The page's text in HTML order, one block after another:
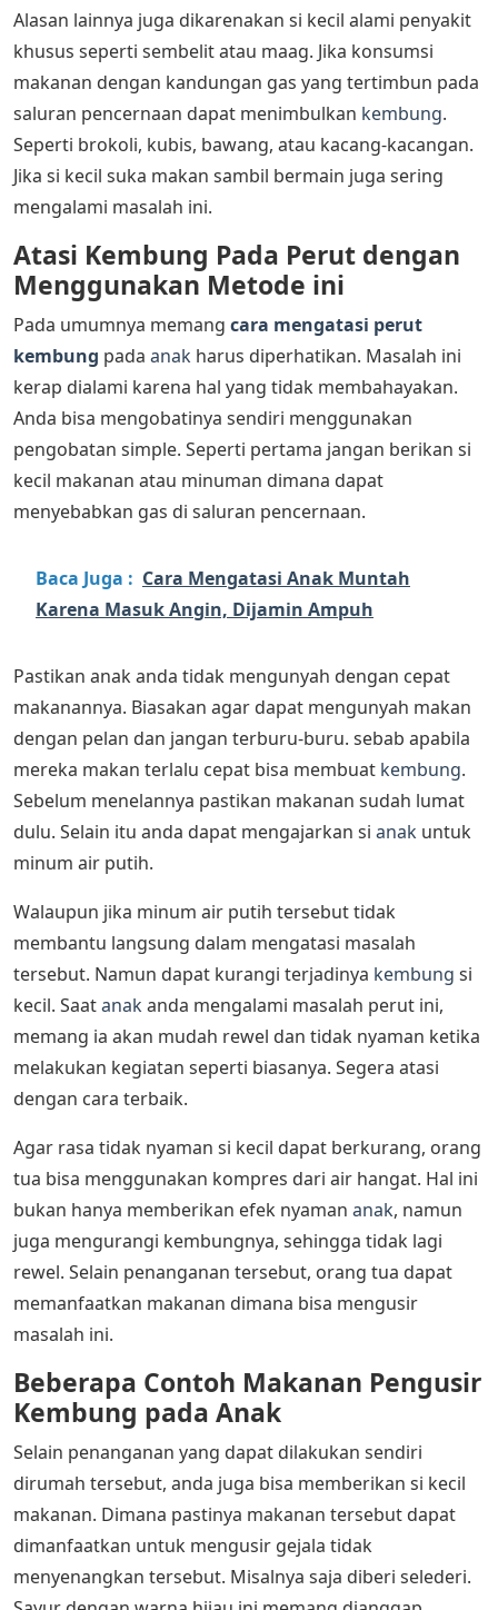
Alasan lainnya juga dikarenakan si kecil alami penyakit
khusus seperti sembelit atau maag. Jika konsumsi
makanan dengan kandungan gas yang tertimbun pada
saluran pencernaan dapat menimbulkan kembung.
Seperti brokoli, kubis, bawang, atau kacang-kacangan.
Jika si kecil suka makan sambil bermain juga sering
mengalami masalah ini.
Atasi Kembung Pada Perut dengan
Menggunakan Metode ini
Pada umumnya memang cara mengatasi perut
kembung pada anak harus diperhatikan. Masalah ini
kerap dialami karena hal yang tidak membahayakan.
Anda bisa mengobatinya sendiri menggunakan
pengobatan simple. Seperti pertama jangan berikan si
kecil makanan atau minuman dimana dapat
menyebabkan gas di saluran pencernaan.
Baca Juga : Cara Mengatasi Anak Muntah
Karena Masuk Angin, Dijamin Ampuh
Pastikan anak anda tidak mengunyah dengan cepat
makanannya. Biasakan agar dapat mengunyah makan
dengan pelan dan jangan terburu-buru. sebab apabila
mereka makan terlalu cepat bisa membuat kembung.
Sebelum menelannya pastikan makanan sudah lumat
dulu. Selain itu anda dapat mengajarkan si anak untuk
minum air putih.
Walaupun jika minum air putih tersebut tidak
membantu langsung dalam mengatasi masalah
tersebut. Namun dapat kurangi terjadinya kembung si
kecil. Saatanakanda mengalami masalah perut ini,
memang ia akan mudah rewel dan tidak nyaman ketika
melakukan kegiatan seperti biasanya. Segera atasi
dengan cara terbaik.
Agar rasa tidak nyaman si kecil dapat berkurang, orang
tua bisa menggunakan kompres dari air hangat. Hal ini
bukan hanya memberikan efek nyaman anak, namun
juga mengurangi kembungnya, sehingga tidak lagi
rewel. Selain penanganan tersebut, orang tua dapat
memanfaatkan makanan dimana bisa mengusir
masalah ini.
Beberapa Contoh Makanan Pengusir
Kembung pada Anak
Selain penanganan yang dapat dilakukan sendiri
dirumah tersebut, anda juga bisa memberikan si kecil
makanan. Dimana pastinya makanan tersebut dapat
dimanfaatkan untuk mengusir gejala tidak
menyenangkan tersebut. Misalnya saja diberi selederi.